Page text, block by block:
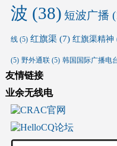
波 (38) 短波广播
线(5) 红旗渠(7) 红旗渠精神
(5) 野外通联(5) 韩国国际广播电
友情链接
业余无线电